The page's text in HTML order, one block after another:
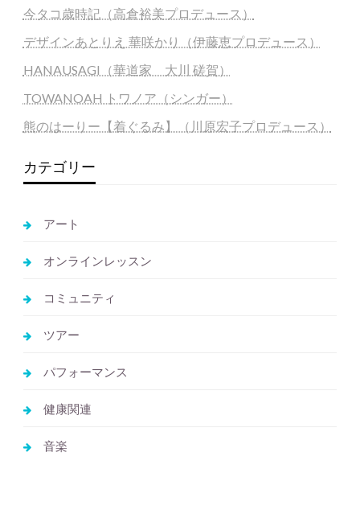
今タコ歳時記（高倉裕美プロデュース）
デザインあとりえ 華咲かり（伊藤恵プロデュース）
HANAUSAGI（華道家 大川 磋賀）
TOWANOAH トワノア（シンガー）
熊のはーりー【着ぐるみ】（川原宏子プロデュース）
カテゴリー
アート
オンラインレッスン
コミュニティ
ツアー
パフォーマンス
健康関連
音楽